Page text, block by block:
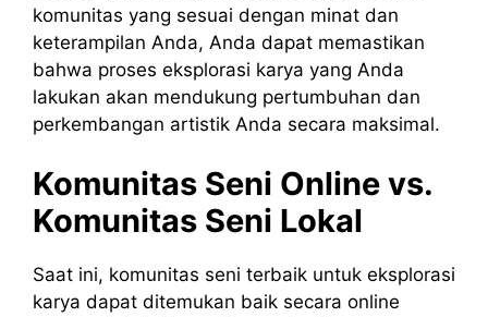
komunitas yang sesuai dengan minat dan
keterampilan Anda, Anda dapat memastikan
bahwa proses eksplorasi karya yang Anda
lakukan akan mendukung pertumbuhan dan
perkembangan artistik Anda secara maksimal.
Komunitas Seni Online vs.
Komunitas Seni Lokal
Saat ini, komunitas seni terbaik untuk eksplorasi
karya dapat ditemukan baik secara online